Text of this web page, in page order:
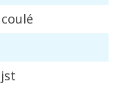
coulé